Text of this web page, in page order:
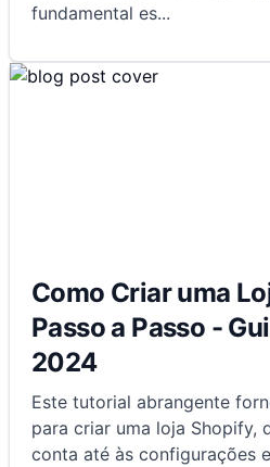
fundamental es...
Como Criar uma
Passo a Passo -
2024
Este tutorial abrangente
para criar uma loja Shopify,
conta até às configurações